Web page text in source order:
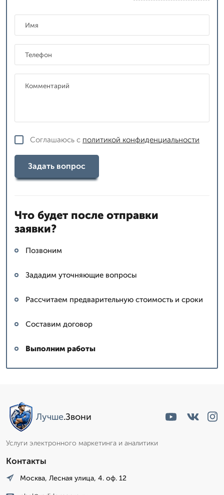
Соглашаюсь с политикой конфиденциальности
Задать вопрос
Что будет после отправки
заявки?
Позвоним
Зададим уточняющие вопросы
Рассчитаем предварительную стоимость и сроки
Составим договор
Выполним работы
Лучше.Звони
Услуги электронного маркетинга и аналитики
Контакты
Москва, Лесная улица, 4. оф. 12